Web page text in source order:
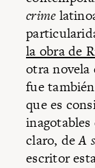
crime
la obra de
otra novela
fue
que es
claro, deA
escritor